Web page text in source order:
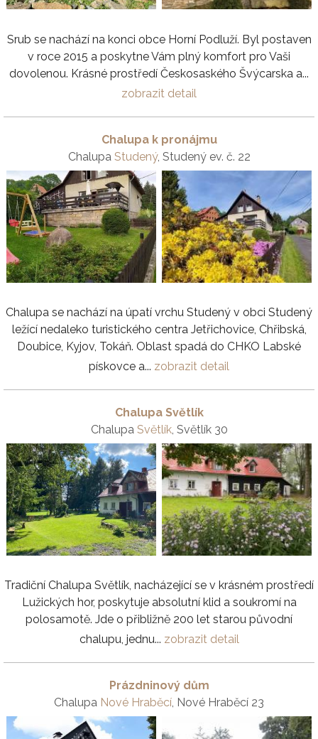
Srub se nachází na konci obce Horní Podluží. Byl postaven
v roce 2015 a poskytne Vám plný komfort pro Vaši
dovolenou. Krásné prostředí Českosaského Švýcarska a...
zobrazit detail
Chalupa k pronájmu
Chalupa Studený, Studený ev. č. 22
Chalupa se nachází na úpatí vrchu Studený v obci Studený
ležící nedaleko turistického centra Jetřichovice, Chřibská,
Doubice, Kyjov, Tokáň. Oblast spadá do CHKO Labské
pískovce a... zobrazit detail
Chalupa Světlík
Chalupa Světlík, Světlík 30
Tradiční Chalupa Světlík, nacházející se v krásném prostředí
Lužických hor, poskytuje absolutní klid a soukromí na
polosamotě. Jde o přibližně 200 let starou původní
chalupu, jednu... zobrazit detail
Prázdninový dům
Chalupa Nové Hraběcí, Nové Hraběcí 23